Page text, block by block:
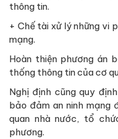
thông tin.
+ Chế tài xử lý những vi
mạng.
Hoàn thiện phương án
thống thông tin của cơ
Nghị định cũng quy
bảo đảm an ninh mạng
quan nhà nước, tổ
phương.